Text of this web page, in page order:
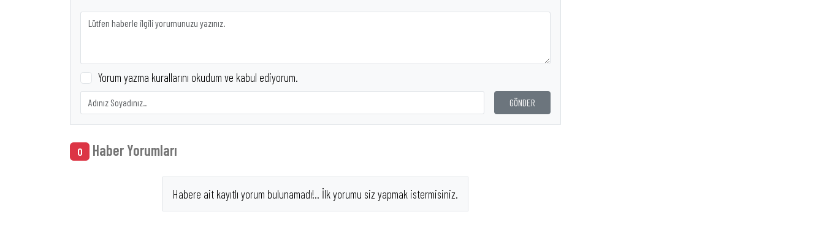
Yorum yazma kurallarını okudum ve kabul ediyorum.
GÖNDER
0 Haber Yorumları
Habere ait kayıtlı yorum bulunamadı!.. İlk yorumu siz yapmak istermisiniz.